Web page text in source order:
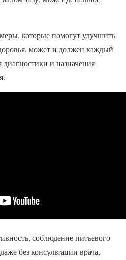
которые помогут улучшить
может и должен каждый
и назначения
соблюдение питьевого
без консультации врача,